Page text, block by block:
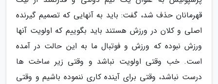
قهرمانان حذف شد، گفت: باید به آنهایی که تصمیم گیرنده
اصلی و کلان در ورزش هستند باید بگوییم که اولویت آنها
ورزش نبوده که ورزش و فوتبال ما به این حالت در آمده
است. خب وقتی اولویت نباشد و وقتی زیر ساخت ها
درست نباشد، وقتی برای آینده کاری ننموده باشیم و وقتی